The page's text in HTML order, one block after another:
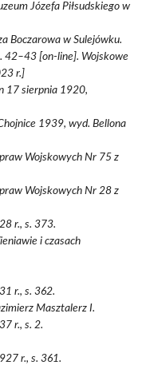
Józefa Piłsudskiego w
Boczarowa w Sulejówku.
42–43 [on-line]. Wojskowe
r.]
17 sierpnia 1920,
1939, wyd. Bellona
Wojskowych Nr 75 z
Wojskowych Nr 28 z
r., s. 373.
i czasach
r., s. 362.
Masztalerz I.
r., s. 2.
r., s. 361.